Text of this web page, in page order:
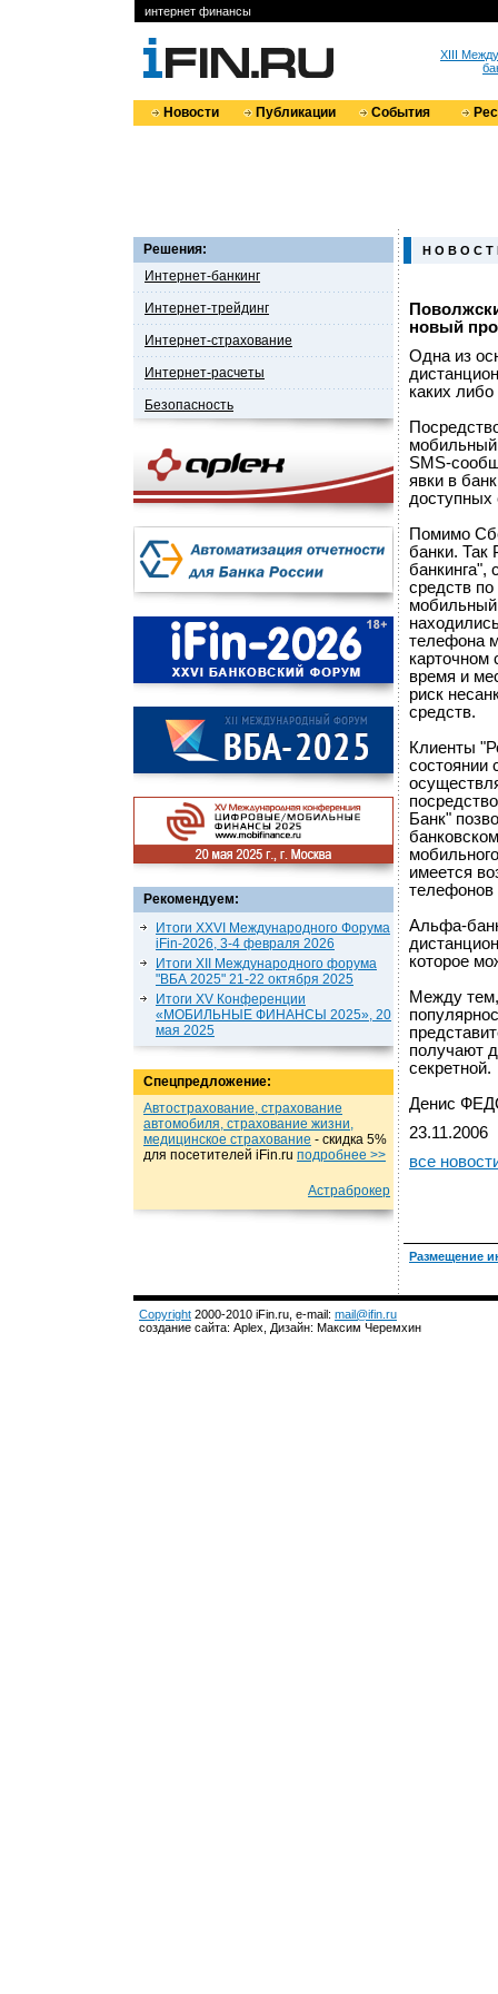
интернет финансы
XIII
Новости Публикации События
Решения:
Интернет-банкинг
Интернет-трейдинг
Интернет-страхование
Интернет-расчеты
Безопасность
Рекомендуем:
Итоги XXVI Международного Форума
iFin-2026, 3-4 февраля 2026
Итоги XII Международного форума
"ВБА 2025" 21-22 октября 2025
Итоги XV Конференции
«МОБИЛЬНЫЕ ФИНАНСЫ 2025», 20
мая 2025
Спецпредложение:
Автострахование, страхование
автомобиля, страхование жизни,
медицинское страхование - cкидка 5%
для посетителей iFin.ru подробнеe >>
Астраброкер
Н О В О С Т
новый
Одна из
каких
мобильный
SMS-
явки в
доступных
Помимо
банки. Так
банкинга",
средств
телефона
карточном
время и
риск
средств.
Клиенты
состоянии
Банк"
имеется
Альфа-
которое
Между
получают
секретной.
Денис
23.11.2006
все
Размещение
Copyright 2000-2010 iFin.ru, e-mail: mail@ifin.ru
создание сайта: Aplex, Дизайн: Максим Черемхин